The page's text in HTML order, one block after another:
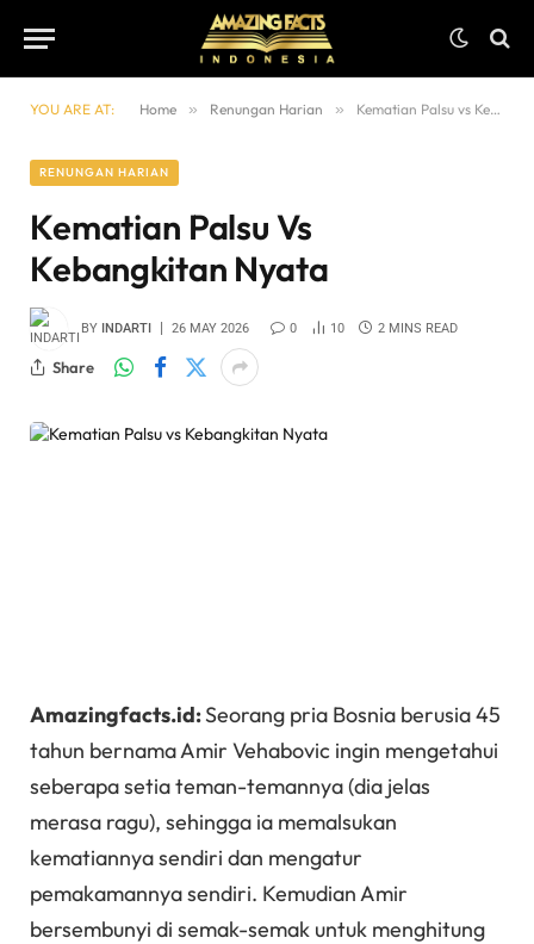
YOU ARE AT: Home » Renungan Harian » Kematian Palsu vs Kebangkitan Nyata
RENUNGAN HARIAN
Kematian Palsu Vs
Kebangkitan Nyata
BY INDARTI 26 MAY 2026 0 10 2 MINS READ
Share
Amazingfacts.id:Seorang pria Bosnia berusia 45
tahun bernama Amir Vehabovic ingin mengetahui
seberapa setia teman-temannya (dia jelas
merasa ragu), sehingga ia memalsukan
kematiannya sendiri dan mengatur
pemakamannya sendiri. Kemudian Amir
bersembunyi di semak-semak untuk menghitung